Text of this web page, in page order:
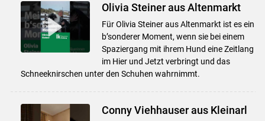
Olivia Steiner aus Altenmarkt
Für Olivia Steiner aus Altenmarkt ist es ein
b’sonderer Moment, wenn sie bei einem
Spaziergang mit ihrem Hund eine Zeitlang
im Hier und Jetzt verbringt und das
Schneeknirschen unter den Schuhen wahrnimmt.
Conny Viehhauser aus Kleinarl